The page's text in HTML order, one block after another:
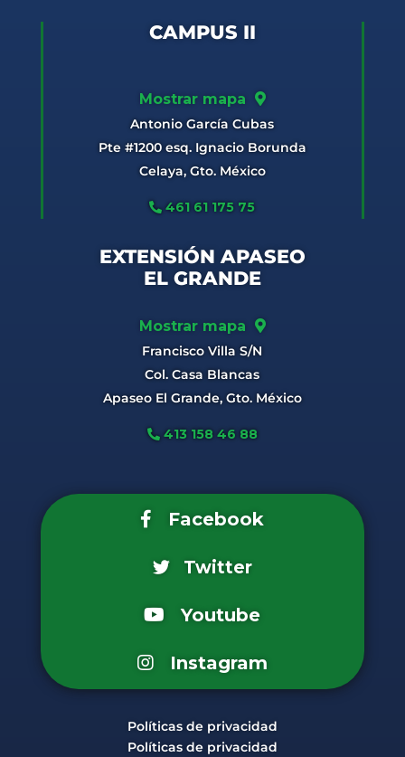
CAMPUS II
Mostrar mapa
Antonio García Cubas
Pte #1200 esq. Ignacio Borunda
Celaya, Gto. México
461 61 175 75
EXTENSIÓN APASEO
EL GRANDE
Mostrar mapa
Francisco Villa S/N
Col. Casa Blancas
Apaseo El Grande, Gto. México
413 158 46 88
Facebook
Twitter
Youtube
Instagram
Políticas de privacidad
Políticas de privacidad